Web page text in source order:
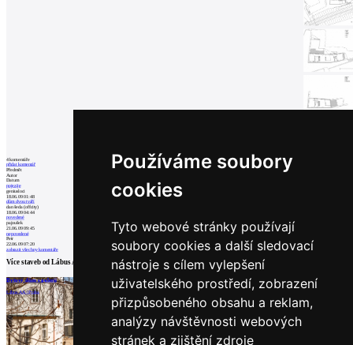
Používáme soubory
cookies
Tyto webové stránky používají
soubory cookies a další sledovací
nástroje s cílem vylepšení
uživatelského prostředí, zobrazení
přizpůsobeného obsahu a reklam,
analýzy návštěvnosti webových
stránek a zjištění zdroje
4komentáře
přidat komentář
Předmět
Autor
Datum
pojezije
geniusloci
18.06.09 01:48
dům dvou tváří
dan šeda (offcity)
18.06.09 04:44
povedené
pajoušek
21.06.09 09:45
nepovedené
Petr
22.06.09 07:20
zobrazit všechny komentáře
Více staveb odLábus AA
Bytový dům s galerií
Lábus AA | Praha
Sbor Církve bratrské v Čelákovicích Vila v Matějské
Lábus AA | Praha